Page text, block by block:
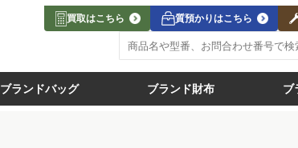
買取はこちら 質預かりはこちら
ブランドバッグ ブランド財布 ブ